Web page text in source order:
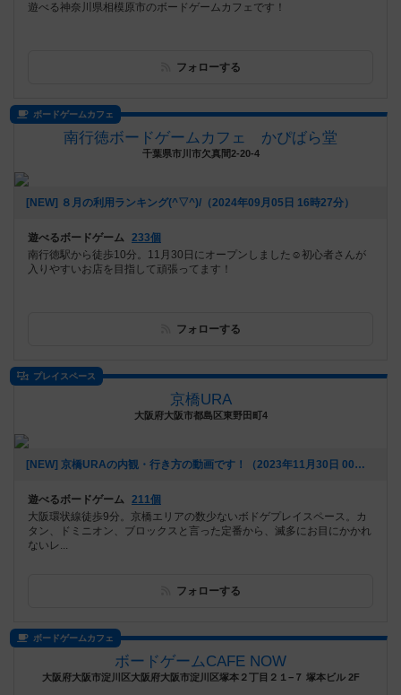
遊べる神奈川県相模原市のボードゲームカフェです！
フォローする
ボードゲームカフェ
南行徳ボードゲームカフェ かぴばら堂
千葉県市川市欠真間2-20-4
[NEW] ８月の利用ランキング(^▽^)/（2024年09月05日 16時27分）
遊べるボードゲーム 233個
南行徳駅から徒歩10分。11月30日にオープンしました☺️初心者さんが
入りやすいお店を目指して頑張ってます！
フォローする
プレイスペース
京橋URA
大阪府大阪市都島区東野田町4
[NEW] 京橋URAの内観・行き方の動画です！（2023年11月30日 00時03分）
遊べるボードゲーム 211個
大阪環状線徒歩9分。京橋エリアの数少ないボドゲプレイスペース。カ
タン、ドミニオン、ブロックスと言った定番から、滅多にお目にかかれ
ないレ...
フォローする
ボードゲームカフェ
ボードゲームCAFE NOW
大阪府大阪市淀川区大阪府大阪市淀川区塚本２丁目２１−７ 塚本ビル 2F